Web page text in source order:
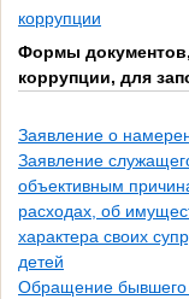
коррупции
Формы
коррупции, для
Заявление о
Заявление
объективным
расходах, об
характера своих
детей
Обращение бывшего